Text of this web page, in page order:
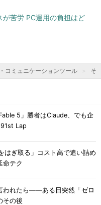
苦労 PC運用の負担はど
コミュニケーションツール そ
5」勝者はClaude、でも企
Lap
はぎ取る」コスト高で追い詰め
命テク
われたら――ある日突然「ゼロ
その後